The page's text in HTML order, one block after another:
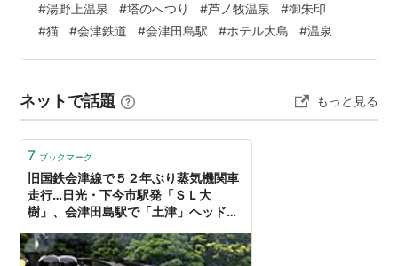
ω･`) 車両内に郵便ポスト……しかも猫？ とか思っていま
したら、早くも発進です。 30分ほどで芦ノ牧温泉駅に到
着、15分ほど止まるというので、私も下車します。 芦ノ
よ。 大内宿は江戸時代の町並みを残した観光地です。
ou…
#湯野上温泉 #塔のへつり #芦ノ牧温泉 #御朱印
#猫 #会津鉄道 #会津田島駅 #ホテル大島 #温泉
ネットで話題 もっと見る
7 ブックマーク
旧国鉄会津線で５２年ぶり蒸気機関車
走行…日光・下今市駅発「ＳＬ大
樹」、会津田島駅で「土津」ヘッドマ